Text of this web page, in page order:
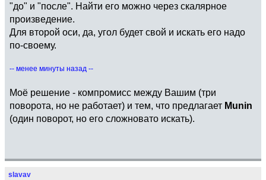
"до" и "после". Найти его можно через скалярное
произведение.
Для второй оси, да, угол будет свой и искать его надо
по-своему.
-- менее минуты назад --
Моё решение - компромисс между Вашим (три
поворота, но не работает) и тем, что предлагает Munin
(один поворот, но его сложновато искать).
slavav